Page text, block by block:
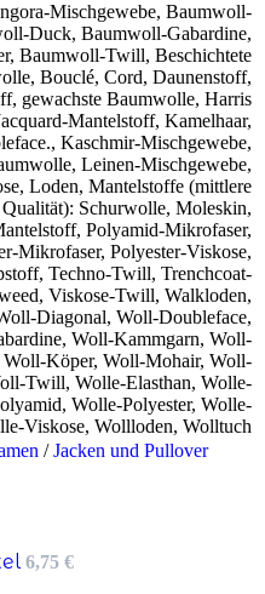
Mischgewebe, Baumwoll-
Duck, Baumwoll-Gabardine,
, Baumwoll-Twill, Beschichtete
, Bouclé, Cord, Daunenstoff,
, gewachste Baumwolle, Harris
Mantelstoff, Kamelhaar,
, Kaschmir-Mischgewebe,
, Leinen-Mischgewebe,
, Loden, Mantelstoffe (mittlere
Schurwolle, Moleskin,
, Polyamid-Mikrofaser,
Mikrofaser, Polyester-Viskose,
, Techno-Twill, Trenchcoat-
, Viskose-Twill, Walkloden,
Diagonal, Woll-Doubleface,
, Woll-Kammgarn, Woll-
Woll-Köper, Woll-Mohair, Woll-
Twill, Wolle-Elasthan, Wolle-
, Wolle-Polyester, Wolle-
Viskose, Wollloden, Wolltuch
/ Jacken und Pullover
6,75 €